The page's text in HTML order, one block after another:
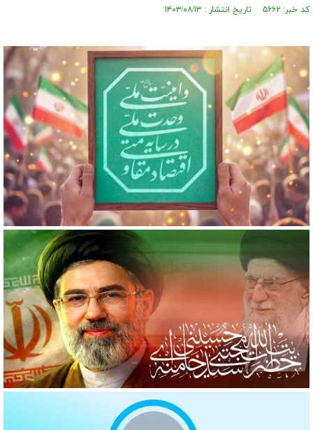
کد خبر: ۵۶۶۲ تاریخ انتشار : ۱۴۰۳/۰۸/۱۳